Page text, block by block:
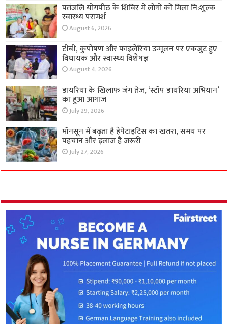
पतंजलि योगपीठ के शिविर में लोगों को मिला नि:शुल्क
स्वास्थ्य परामर्श
August 6, 2026
टीबी, कुपोषण और फाइलेरिया उन्मूलन पर एकजुट हुए
विधायक और स्वास्थ्य विशेषज्ञ
August 4, 2026
डायरिया के खिलाफ जंग तेज, ‘स्टॉप डायरिया अभियान’
का हुआ आगाज
July 29, 2026
मॉनसून में बढ़ता है हेपेटाइटिस का खतरा, समय पर
पहचान और इलाज है जरूरी
July 27, 2026